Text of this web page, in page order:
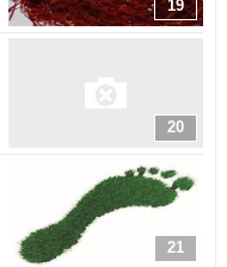
19
20
21